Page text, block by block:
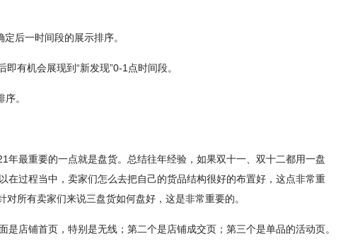
后一时间段的展示排序。
有机会展现到“新发现”0-1点时间段。
。
年最重要的一点就是盘货。总结往年经验，如果双十一、双十二都用一盘
过程当中，卖家们怎么去把自己的货品结构很好的布置好，这点非常重
所有卖家们来说三盘货如何盘好，这是非常重要的。
店铺首页，特别是无线；第二个是店铺成交页；第三个是单品的活动页。